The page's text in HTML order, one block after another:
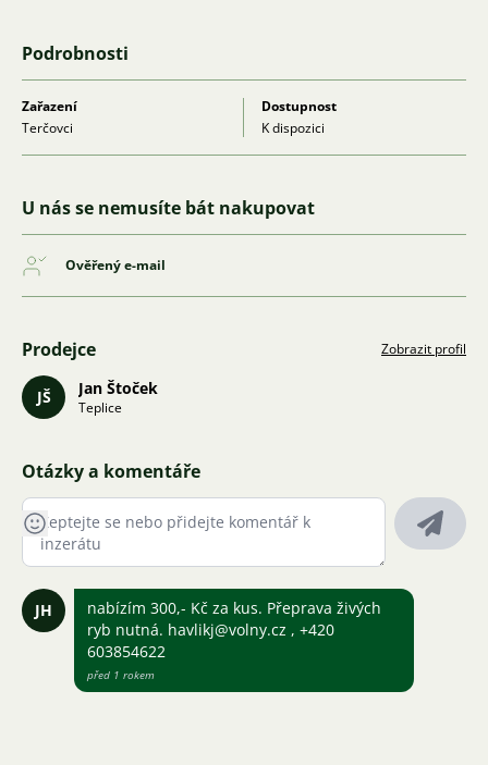
Podrobnosti
Zařazení
Terčovci
Dostupnost
K dispozici
U nás se nemusíte bát nakupovat
Ověřený e-mail
Prodejce Zobrazit profil
JŠ Jan Štoček
Teplice
Otázky a komentáře
JH
nabízím 300,- Kč za kus. Přeprava živých
ryb nutná. havlikj@volny.cz , +420
603854622
před 1 rokem